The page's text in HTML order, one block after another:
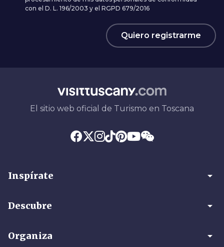
con el D. L. 196/2003 y el RGPD 679/2016
Quiero registrarme
El sitio web oficial de Turismo en Toscana
Inspírate arrow_drop_down
Descubre arrow_drop_down
Organiza arrow_drop_down